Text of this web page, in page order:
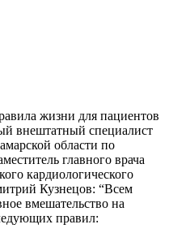
жизни для пациентов
внештатный специалист
области по
главного врача
кардиологического
Кузнецов: “Всем
вмешательство на
правил: